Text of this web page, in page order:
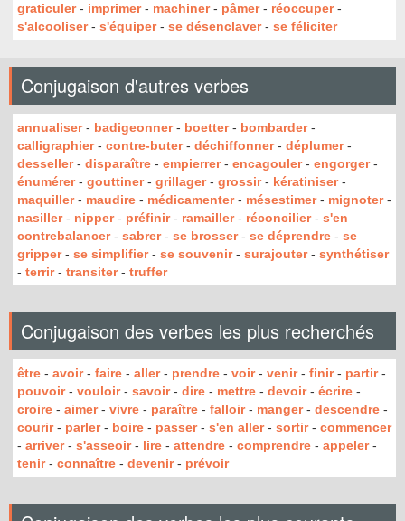
graticuler- imprimer- machiner- pâmer- réoccuper-
s'alcooliser- s'équiper- se désenclaver- se féliciter
Conjugaison d'autres verbes
annualiser- badigeonner- boetter- bombarder-
calligraphier- contre-buter- déchiffonner- déplumer-
desseller- disparaître - empierrer- encagouler- engorger-
énumérer- gouttiner- grillager- grossir- kératiniser-
maquiller- maudire - médicamenter- mésestimer- mignoter-
nasiller- nipper- préfinir- ramailler- réconcilier- s'en
contrebalancer- sabrer- se brosser- se déprendre - se
gripper- se simplifier- se souvenir- surajouter- synthétiser
- terrir- transiter- truffer
Conjugaison des verbes les plus recherchés
être - avoir- faire - aller- prendre - voir- venir- finir- partir-
pouvoir- vouloir- savoir- dire - mettre - devoir- écrire -
croire - aimer- vivre - paraître - falloir- manger- descendre -
courir- parler- boire - passer- s'en aller- sortir- commencer
- arriver- s'asseoir- lire - attendre - comprendre - appeler-
tenir- connaître - devenir- prévoir